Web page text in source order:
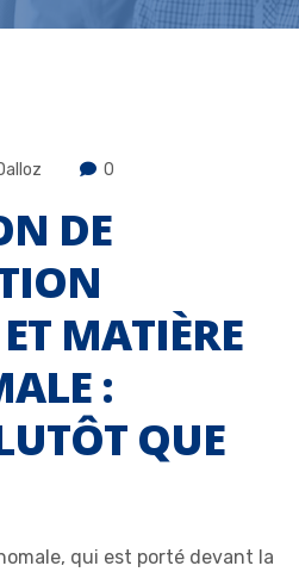
0
DE
MATIÈRE
:
QUE
qui est porté devant la